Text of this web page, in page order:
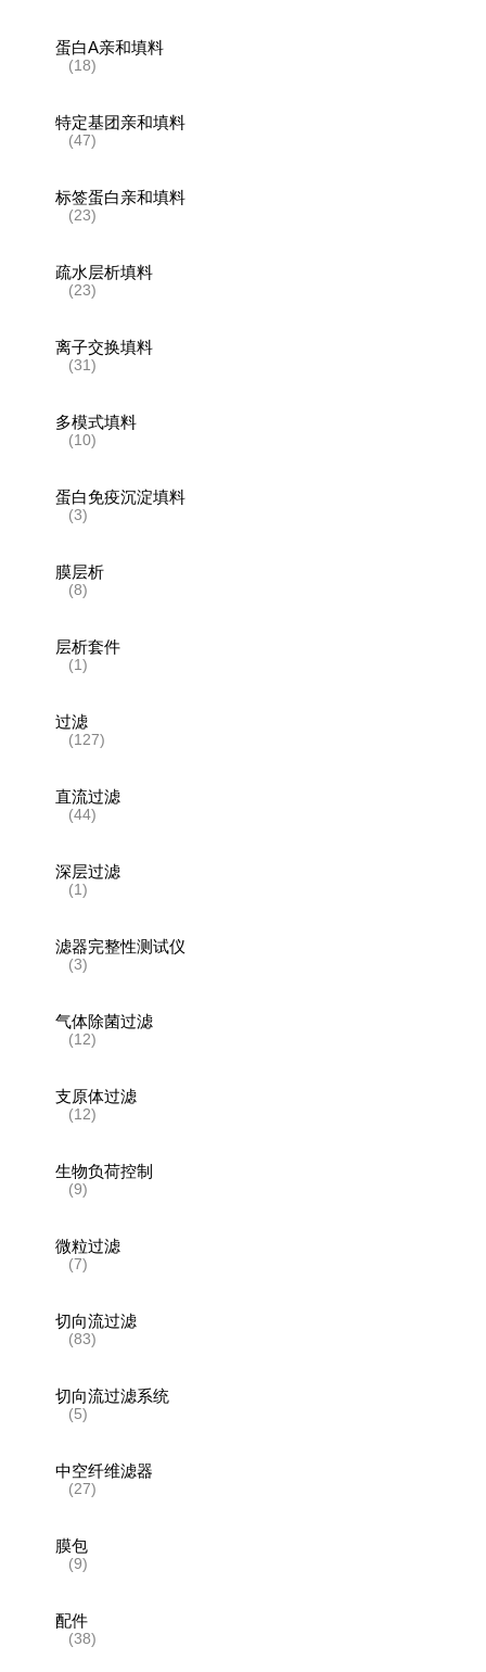
蛋白A亲和填料
(18)
特定基团亲和填料
(47)
标签蛋白亲和填料
(23)
疏水层析填料
(23)
离子交换填料
(31)
多模式填料
(10)
蛋白免疫沉淀填料
(3)
膜层析
(8)
层析套件
(1)
过滤
(127)
直流过滤
(44)
深层过滤
(1)
滤器完整性测试仪
(3)
气体除菌过滤
(12)
支原体过滤
(12)
生物负荷控制
(9)
微粒过滤
(7)
切向流过滤
(83)
切向流过滤系统
(5)
中空纤维滤器
(27)
膜包
(9)
配件
(38)